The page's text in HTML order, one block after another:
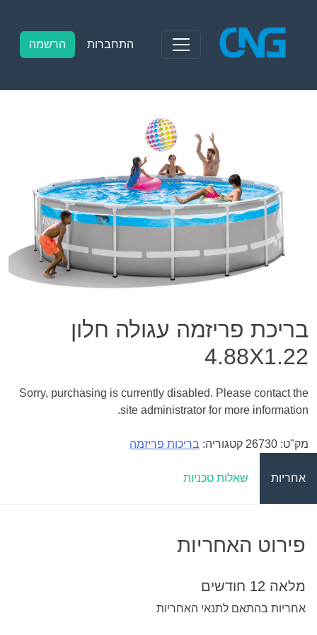
content
התחברות הרשמה
בריכת פריזמה עגולה חלון
4.88X1.22
Sorry, purchasing is currently disabled. Please contact the
site administrator for more information.
מק"ט: 26730 קטגוריה: בריכות פריזמה
אחריות שאלות טכניות
פירוט האחריות
מלאה 12 חודשים
אחריות בהתאם לתנאי האחריות